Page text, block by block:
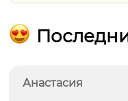
Анастасия